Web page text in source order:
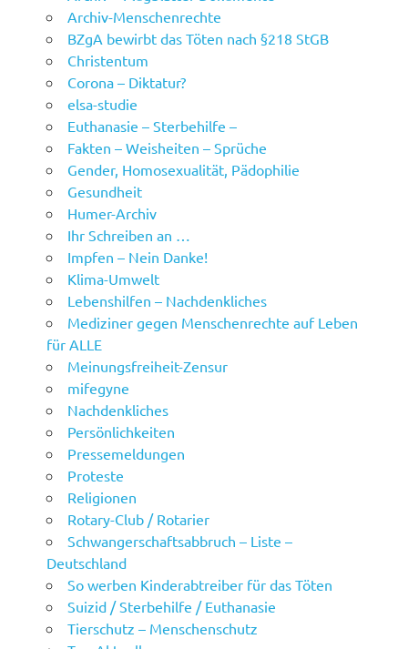
Archiv-Menschenrechte
BZgA bewirbt das Töten nach §218 StGB
Christentum
Corona – Diktatur?
elsa-studie
Euthanasie – Sterbehilfe –
Fakten – Weisheiten – Sprüche
Gender, Homosexualität, Pädophilie
Gesundheit
Humer-Archiv
Ihr Schreiben an …
Impfen – Nein Danke!
Klima-Umwelt
Lebenshilfen – Nachdenkliches
Mediziner gegen Menschenrechte auf Leben
für ALLE
Meinungsfreiheit-Zensur
mifegyne
Nachdenkliches
Persönlichkeiten
Pressemeldungen
Proteste
Religionen
Rotary-Club / Rotarier
Schwangerschaftsabbruch – Liste –
Deutschland
So werben Kinderabtreiber für das Töten
Suizid / Sterbehilfe / Euthanasie
Tierschutz – Menschenschutz